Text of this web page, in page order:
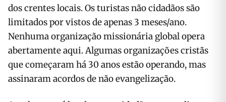
dos crentes locais. Os turistas não cidadãos são
limitados por vistos de apenas 3 meses/ano.
Nenhuma organização missionária global opera
abertamente aqui. Algumas organizações cristãs
que começaram há 30 anos estão operando, mas
assinaram acordos de não evangelização.